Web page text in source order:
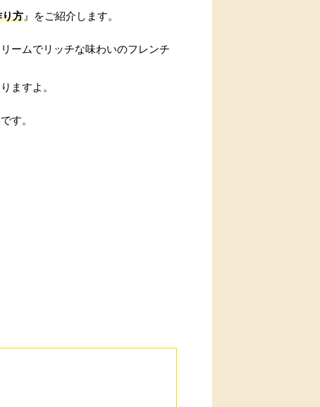
方 』をご紹介します。
ームでリッチな味わいのフレンチ
ますよ。
す。